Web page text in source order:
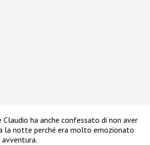
Claudio ha anche confessato di non aver
la notte perché era molto emozionato
avventura.